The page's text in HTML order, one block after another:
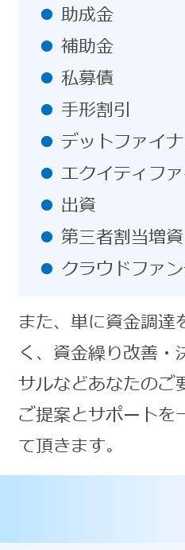
助成金
補助金
私募債
手形割引
デットファイ
エクイティフ
出資
第三者割当増資
クラウドファ
また、単に資金調達
く、資金繰り改善
サルなどあなたのご
ご提案とサポートを
て頂きます。